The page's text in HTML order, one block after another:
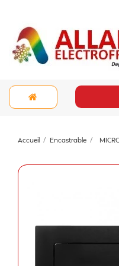
Accueil Encastrable